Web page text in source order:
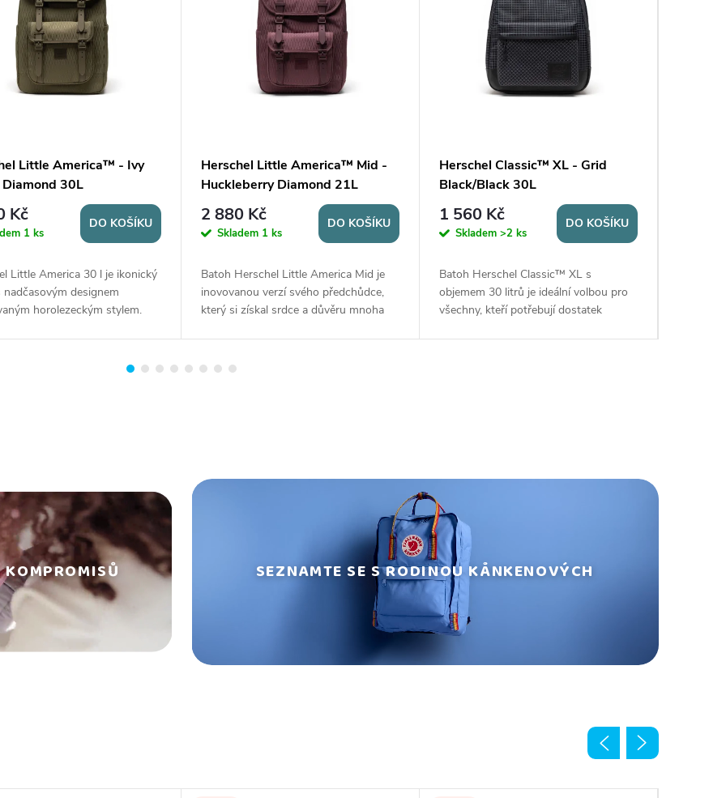
Little America™ - Ivy
30L
Kč
1 ks
DO KOŠÍKU
Little America 30 l je ikonický
nadčasovým designem
horolezeckým stylem.
Herschel Little America™ Mid -
Huckleberry Diamond 21L
2 880 Kč
Skladem 1 ks
DO KOŠÍKU
Batoh Herschel Little America Mid je
inovovanou verzí svého předchůdce,
který si získal srdce a důvěru mnoha
splní...
Herschel Classic™ XL - Grid
Black/Black 30L
1 560 Kč
Skladem >2 ks
DO KOŠÍKU
Batoh Herschel Classic™ XL s
objemem 30 litrů je ideální volbou pro
všechny, kteří potřebují dostatek
SEZNAMTE SE S RODINOU KÅNKENOVÝCH